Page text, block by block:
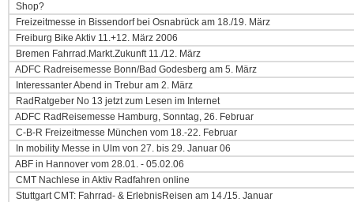
Shop?
Freizeitmesse in Bissendorf bei Osnabrück am 18./19. März
Freiburg Bike Aktiv 11.+12. März 2006
Bremen Fahrrad.Markt.Zukunft 11./12. März
ADFC Radreisemesse Bonn/Bad Godesberg am 5. März
Interessanter Abend in Trebur am 2. März
RadRatgeber No 13 jetzt zum Lesen im Internet
ADFC RadReisemesse Hamburg, Sonntag, 26. Februar
C-B-R Freizeitmesse München vom 18.-22. Februar
In mobility Messe in Ulm von 27. bis 29. Januar 06
ABF in Hannover vom 28.01. - 05.02.06
CMT Nachlese in Aktiv Radfahren online
Stuttgart CMT: Fahrrad- & ErlebnisReisen am 14./15. Januar